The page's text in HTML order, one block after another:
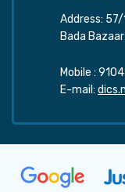
Address: 57/
Bada
Mobile :
E-mail: